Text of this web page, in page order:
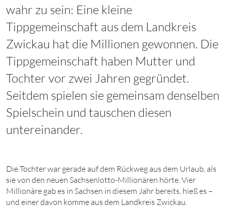
wahr zu sein: Eine kleine
Tippgemeinschaft aus dem Landkreis
Zwickau hat die Millionen gewonnen. Die
Tippgemeinschaft haben Mutter und
Tochter vor zwei Jahren gegründet.
Seitdem spielen sie gemeinsam denselben
Spielschein und tauschen diesen
untereinander.
Die Tochter war gerade auf dem Rückweg aus dem Urlaub, als
sie von den neuen Sachsenlotto-Millionären hörte. Vier
Millionäre gab es in Sachsen in diesem Jahr bereits, hieß es –
und einer davon komme aus dem Landkreis Zwickau.